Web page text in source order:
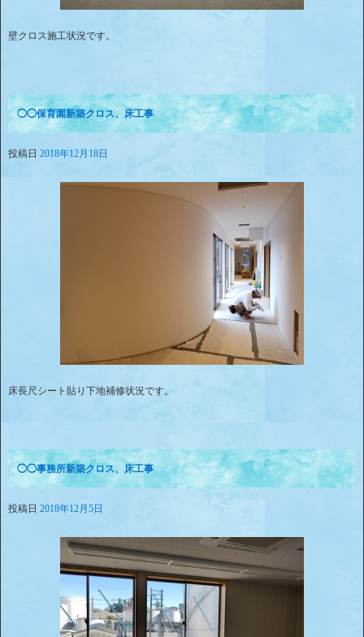
壁クロス施工状況です。
◯◯保育園新築クロス、床工事
投稿日 2018年12月18日
床長尺シート貼り下地補修状況です。
◯◯事務所新築クロス、床工事
投稿日 2018年12月5日